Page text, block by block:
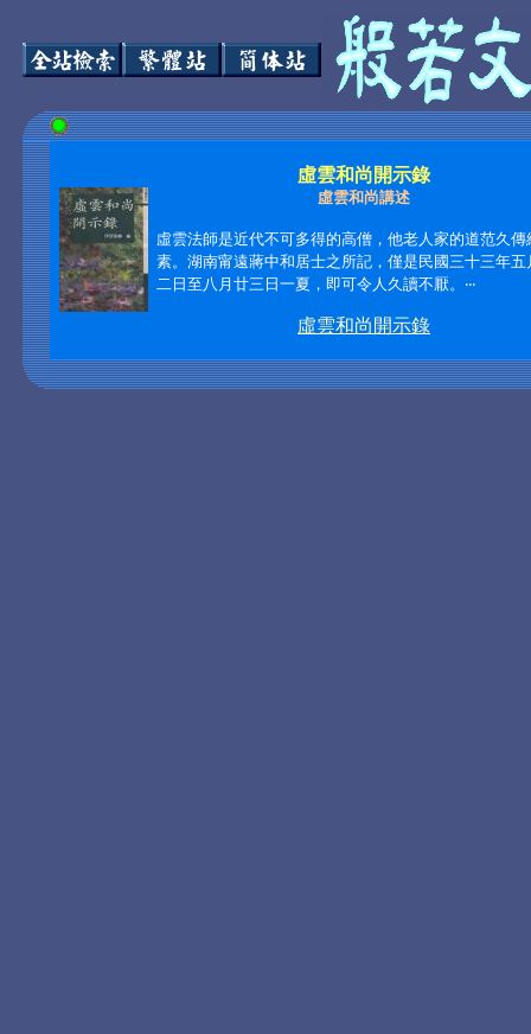
虛雲和尚開示錄
虛雲和尚講述
虛雲法師是近代不可多得的高僧，他老人家的道范久傳
素。湖南甯遠蔣中和居士之所記，僅是民國三十三年五
二日至八月廿三日一夏，即可令人久讀不厭。‧‧‧
虛雲和尚開示錄